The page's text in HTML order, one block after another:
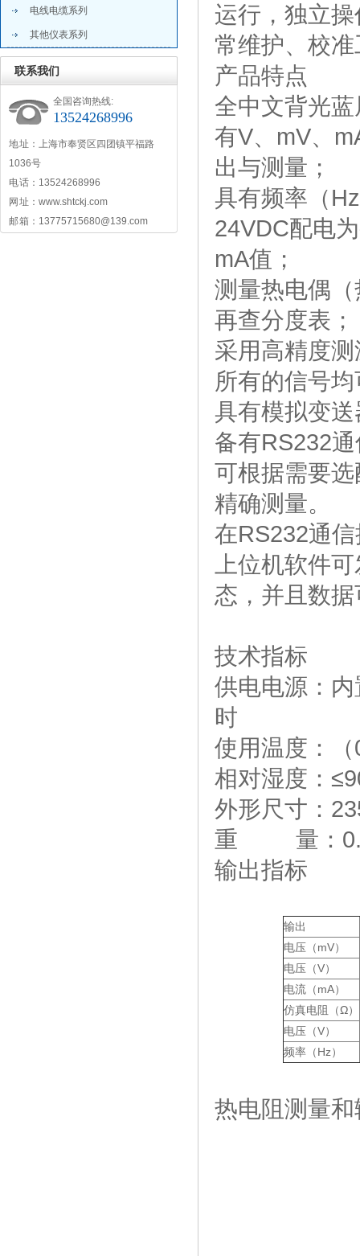
电线电缆系列
其他仪表系列
联系我们
全国咨询热线:
13524268996
地 址：上海市奉贤区四团镇平福路
1036号
电 话：13524268996
网 址：www.shtckj.com
邮 箱：13775715680@139.com
运行，独立
常维护、校
产品特点
全中文背光
有V、mV、
出与测量；
具有频率（
24VDC配电
mA值；
测量热电偶
再查分度表；
采用高精度
所有的信号
具有模拟变
备有RS232
可根据需要
精确测量。
在RS232通
上位机软件
态，并且数
技术指标
供电电源：
时
使用温度：
相对湿度：
外形尺寸：
重 量：
输出指标
输出
电压（mV）
电压（V）
电流（mA）
仿真电阻（Ω）
电压（V）
频率（Hz）
热电阻测量